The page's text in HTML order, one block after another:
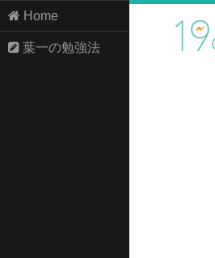
Home
葉一の勉強法